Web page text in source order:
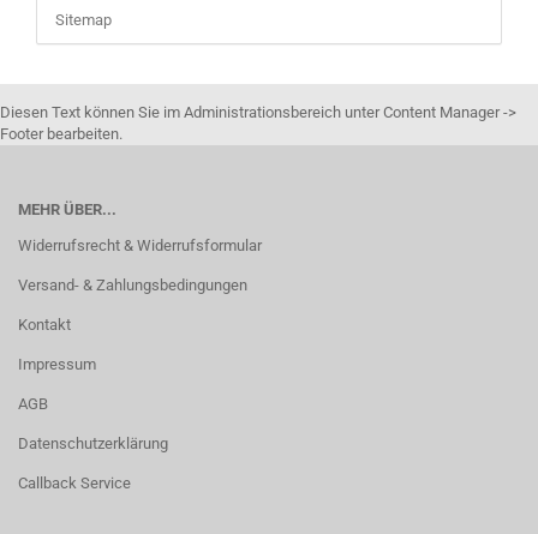
Sitemap
Diesen Text können Sie im Administrationsbereich unter Content Manager ->
Footer bearbeiten.
MEHR ÜBER...
Widerrufsrecht & Widerrufsformular
Versand- & Zahlungsbedingungen
Kontakt
Impressum
AGB
Datenschutzerklärung
Callback Service